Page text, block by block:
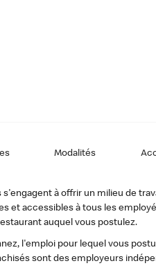
Modalités
à offrir un milieu de
et accessibles à tous les
auquel vous postulez.
l'emploi pour lequel vous
sont des employeurs